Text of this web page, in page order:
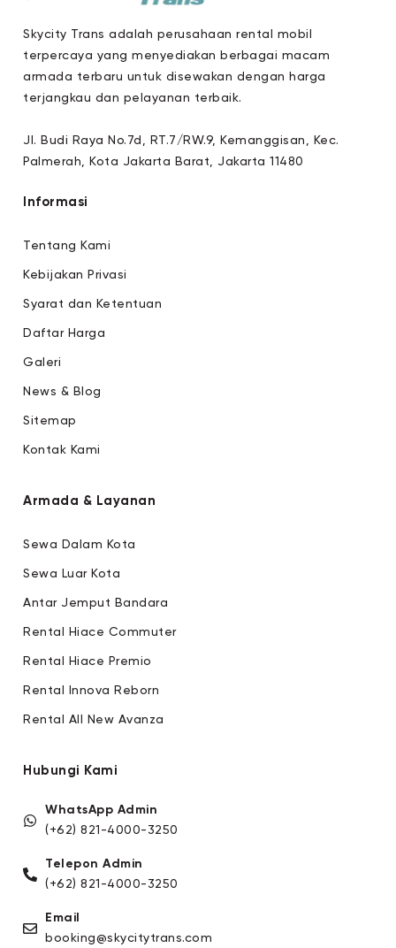
Skycity Trans adalah perusahaan rental mobil
terpercaya yang menyediakan berbagai macam
armada terbaru untuk disewakan dengan harga
terjangkau dan pelayanan terbaik.
Jl. Budi Raya No.7d, RT.7/RW.9, Kemanggisan, Kec.
Palmerah, Kota Jakarta Barat, Jakarta 11480
Informasi
Tentang Kami
Kebijakan Privasi
Syarat dan Ketentuan
Daftar Harga
Galeri
News & Blog
Sitemap
Kontak Kami
Armada & Layanan
Sewa Dalam Kota
Sewa Luar Kota
Antar Jemput Bandara
Rental Hiace Commuter
Rental Hiace Premio
Rental Innova Reborn
Rental All New Avanza
Hubungi Kami
WhatsApp Admin
(+62) 821-4000-3250
Telepon Admin
(+62) 821-4000-3250
Email
booking@skycitytrans.com